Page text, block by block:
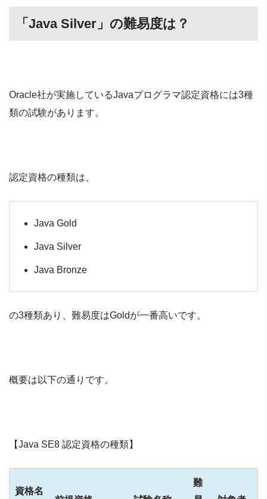
「Java Silver」の難易度は？
Oracle社が実施しているJavaプログラマ認定資格には3種
類の試験があります。
認定資格の種類は、
Java Gold
Java Silver
Java Bronze
の3種類あり、難易度はGoldが一番高いです。
概要は以下の通りです。
【Java SE8 認定資格の種類】
資格名
難